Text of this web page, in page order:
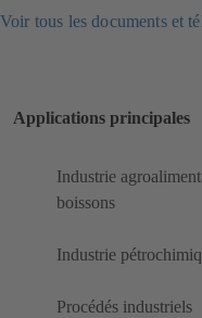
Voir tous les documents et
Applications principales
Industrie
boissons
Industrie
Procédés industriels